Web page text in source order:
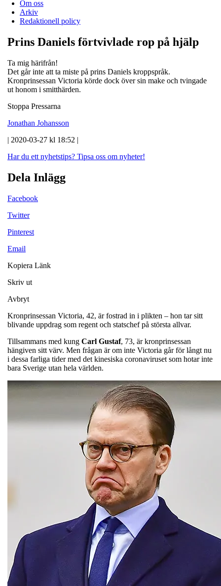
Om oss
Arkiv
Redaktionell policy
Prins Daniels förtvivlade rop på hjälp
Ta mig härifrån!
Det går inte att ta miste på prins Daniels kroppspråk.
Kronprinsessan Victoria körde dock över sin make och tvingade
ut honom i smitthärden.
Stoppa Pressarna
Jonathan Johansson
| 2020-03-27 kl 18:52 |
Har du ett nyhetstips? Tipsa oss om nyheter!
Dela Inlägg
Facebook
Twitter
Pinterest
Email
Kopiera Länk
Skriv ut
Avbryt
Kronprinsessan Victoria, 42, är fostrad in i plikten – hon tar sitt
blivande uppdrag som regent och statschef på största allvar.
Tillsammans med kung Carl Gustaf, 73, är kronprinsessan
hängiven sitt värv. Men frågan är om inte Victoria går för långt nu
i dessa farliga tider med det kinesiska coronaviruset som hotar inte
bara Sverige utan hela världen.